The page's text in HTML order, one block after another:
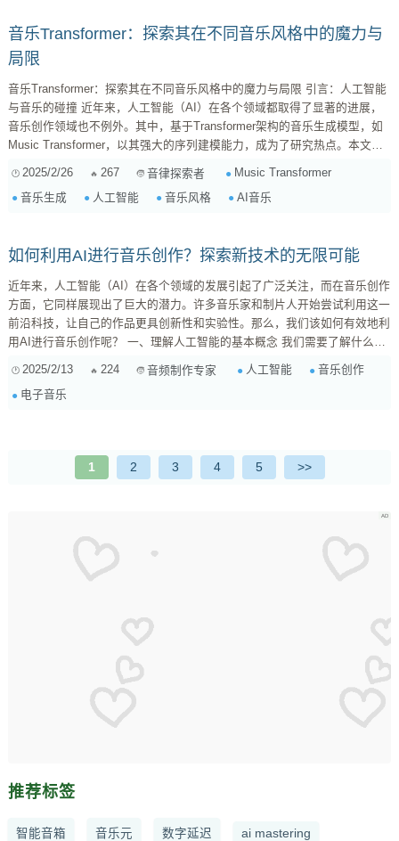
音乐Transformer：探索其在不同音乐风格中的魔力与
局限
音乐Transformer：探索其在不同音乐风格中的魔力与局限 引言：人工智能
与音乐的碰撞 近年来，人工智能（AI）在各个领域都取得了显著的进展，
音乐创作领域也不例外。其中，基于Transformer架构的音乐生成模型，如
Music Transformer，以其强大的序列建模能力，成为了研究热点。本文将
Transformer 架构的核心：注意力机制 ...
2025/2/26 267 音律探索者
Music Transformer
音乐生成
人工智能 音乐风格 AI音乐
如何利用AI进行音乐创作？探索新技术的无限可能
近年来，人工智能（AI）在各个领域的发展引起了广泛关注，而在音乐创作
方面，它同样展现出了巨大的潜力。许多音乐家和制片人开始尝试利用这一
前沿科技，让自己的作品更具创新性和实验性。那么，我们该如何有效地利
用AI进行音乐创作呢？ 一、理解人工智能的基本概念 我们需要了解什么是
人工智能。在最简单的定义下，AI是一种模拟人类思维过程的计算机系统。
它能够通过学习大量的数据，自主创造出新的内容。对于音乐来说，这意味
着可以通过算法分析已有的乐曲，从而生成全新的旋律、和声或编排。
2025/2/13 224 音频制作专家 人工智能
音乐创作
电子音乐
1 2 3 4 5 >>
推荐标签
智能音箱 音乐元 数字延迟 ai mastering